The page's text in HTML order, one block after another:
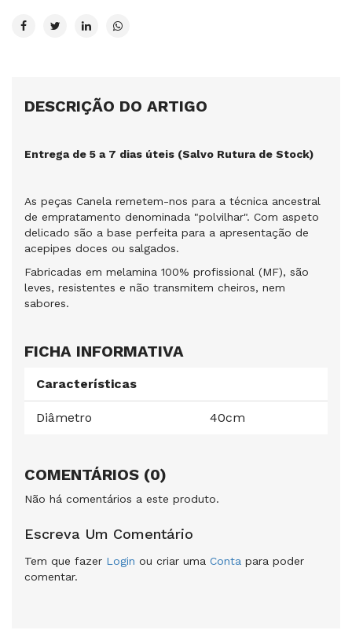
DESCRIÇÃO DO ARTIGO
Entrega de 5 a 7 dias úteis (Salvo Rutura de Stock)
As peças Canela remetem-nos para a técnica ancestral
de empratamento denominada "polvilhar". Com aspeto
delicado são a base perfeita para a apresentação de
acepipes doces ou salgados.
Fabricadas em melamina 100% profissional (MF), são
leves, resistentes e não transmitem cheiros, nem
sabores.
FICHA INFORMATIVA
Características
Diâmetro 40cm
COMENTÁRIOS (0)
Não há comentários a este produto.
Escreva Um Comentário
Tem que fazer Login ou criar uma Conta para poder
comentar.